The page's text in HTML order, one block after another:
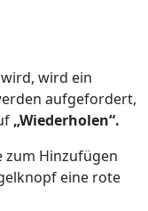
wird ein
aufgefordert,
„Wiederholen“.
zum Hinzufügen
eine rote